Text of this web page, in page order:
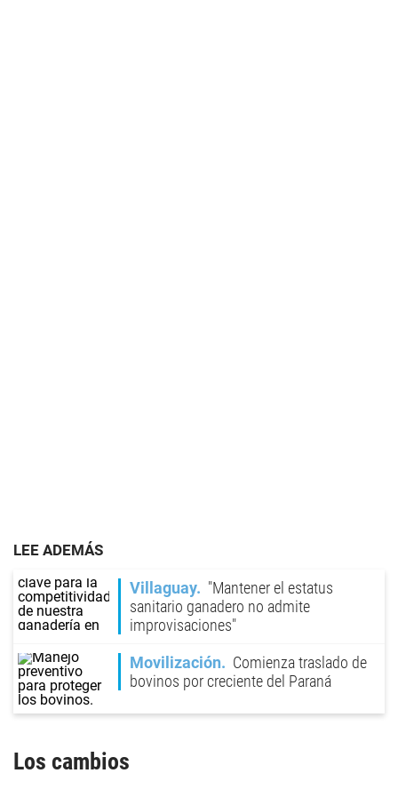
LEE ADEMÁS
Villaguay
"Mantener el estatus
sanitario ganadero no admite
improvisaciones"
Movilización
Comienza traslado de
bovinos por creciente del Paraná
Los cambios